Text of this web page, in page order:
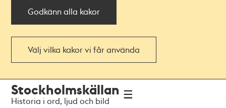
Godkänn alla kakor
Välj vilka kakor vi får använda
navigationen
huvudinnehållet
Stockholmskällan
Historia i ord, ljud och bild